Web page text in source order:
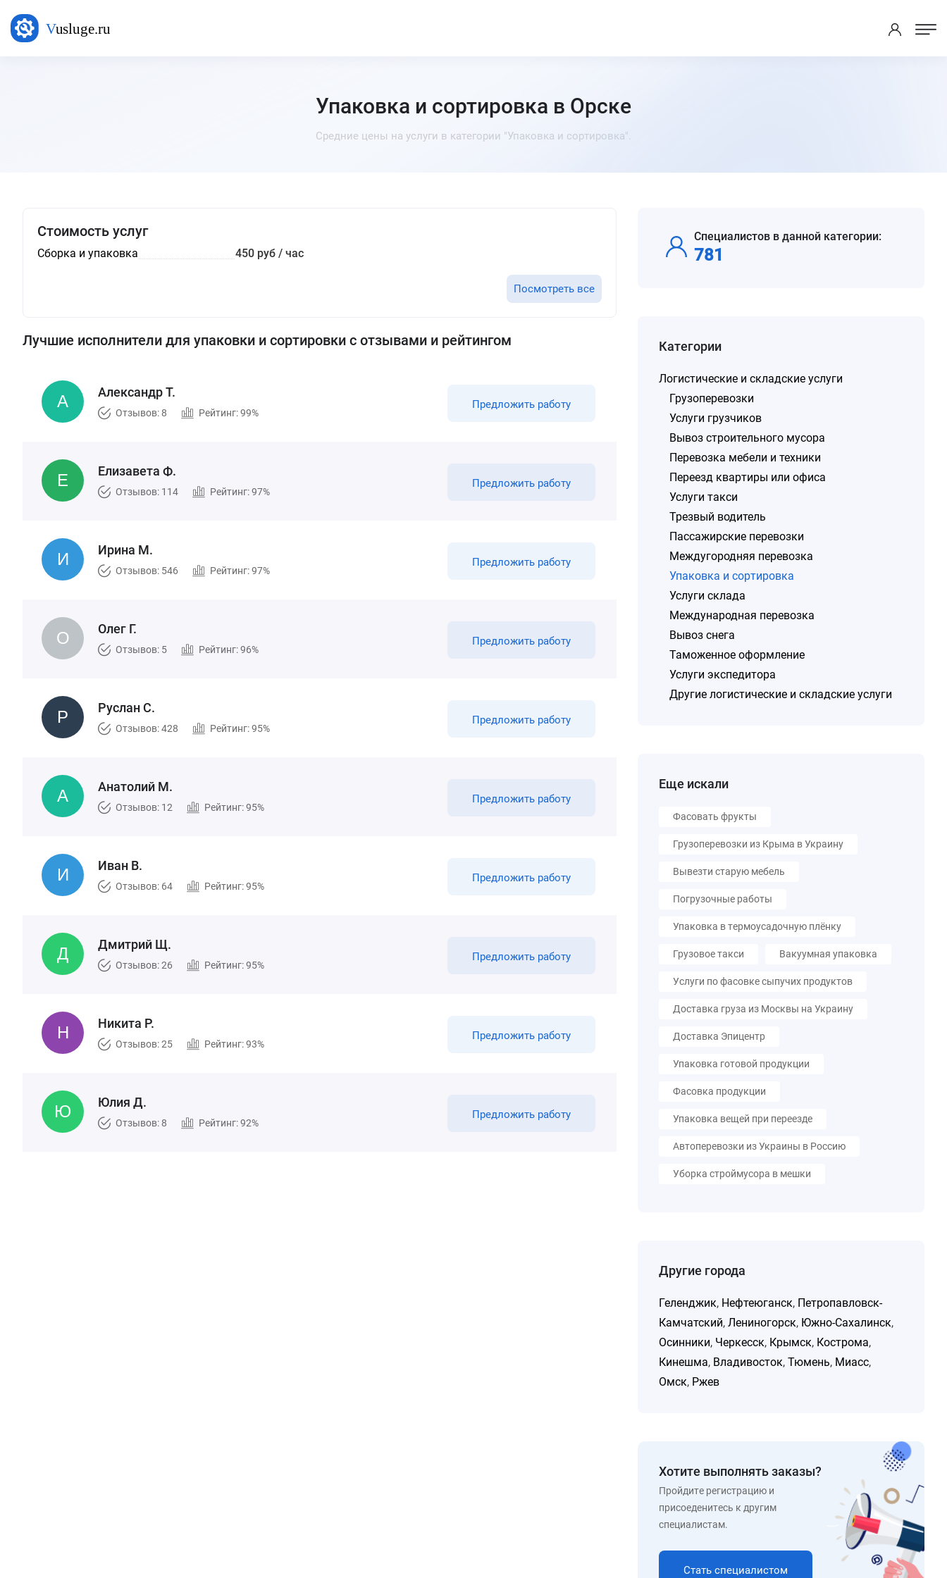
Упаковка и сортировка в Орске
Средние цены на услуги в категории "Упаковка и сортировка".
Стоимость услуг
Сборка и упаковка 450 руб / час
Посмотреть все
Лучшие исполнители для упаковки и сортировки с отзывами и рейтингом
Александр Т.
Отзывов: 8 Рейтинг: 99%
Предложить работу
Елизавета Ф.
Отзывов: 114 Рейтинг: 97%
Предложить работу
Ирина М.
Отзывов: 546 Рейтинг: 97%
Предложить работу
Олег Г.
Отзывов: 5 Рейтинг: 96%
Предложить работу
Руслан С.
Отзывов: 428 Рейтинг: 95%
Предложить работу
Анатолий М.
Отзывов: 12 Рейтинг: 95%
Предложить работу
Иван В.
Отзывов: 64 Рейтинг: 95%
Предложить работу
Дмитрий Щ.
Отзывов: 26 Рейтинг: 95%
Предложить работу
Никита Р.
Отзывов: 25 Рейтинг: 93%
Предложить работу
Юлия Д.
Отзывов: 8 Рейтинг: 92%
Предложить работу
Специалистов в данной категории:
781
Категории
Логистические и складские услуги
Грузоперевозки
Услуги грузчиков
Вывоз строительного мусора
Перевозка мебели и техники
Переезд квартиры или офиса
Услуги такси
Трезвый водитель
Пассажирские перевозки
Междугородняя перевозка
Упаковка и сортировка
Услуги склада
Международная перевозка
Вывоз снега
Таможенное оформление
Услуги экспедитора
Другие логистические и складские услуги
Еще искали
Фасовать фрукты
Грузоперевозки из Крыма в Украину
Вывезти старую мебель
Погрузочные работы
Упаковка в термоусадочную плёнку
Грузовое такси Вакуумная упаковка
Услуги по фасовке сыпучих продуктов
Доставка груза из Москвы на Украину
Доставка Эпицентр
Упаковка готовой продукции
Фасовка продукции
Упаковка вещей при переезде
Автоперевозки из Украины в Россию
Уборка строймусора в мешки
Другие города
Геленджик, Нефтеюганск, Петропавловск-
Камчатский,Лениногорск, Южно-Сахалинск,
Осинники, Черкесск, Крымск, Кострома,
Кинешма, Владивосток,Тюмень, Миасс,
Омск, Ржев
Хотите выполнять заказы?
Пройдите регистрацию и
присоеденитесь к другим
специалистам.
Стать специалистом